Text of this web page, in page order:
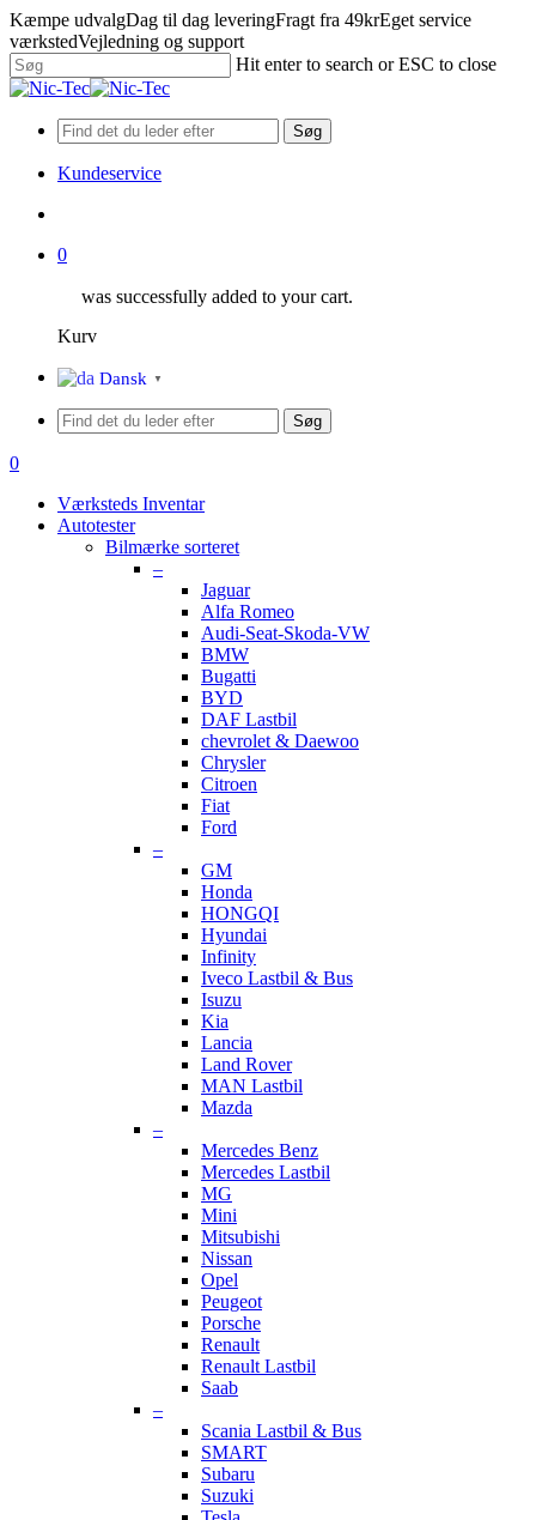
Skip
to
main
content
Kæmpe udvalgDag til dag leveringFragt fra 49krEget service
værkstedVejledning og support
Hit enter to search or ESC to close
Close
Søg
Kundeservice
0
was successfully added to your cart.
Kurv
Menu
Dansk ▼
Søg
search
0
Værksteds Inventar
Autotester
Bilmærke sorteret
–
Jaguar
Alfa Romeo
Audi-Seat-Skoda-VW
BMW
Bugatti
BYD
DAF Lastbil
chevrolet & Daewoo
Chrysler
Citroen
Fiat
Ford
–
GM
Honda
HONGQI
Hyundai
Infinity
Iveco Lastbil & Bus
Isuzu
Kia
Lancia
Land Rover
MAN Lastbil
Mazda
–
Mercedes Benz
Mercedes Lastbil
MG
Mini
Mitsubishi
Nissan
Opel
Peugeot
Porsche
Renault
Renault Lastbil
Saab
–
Scania Lastbil & Bus
SMART
Subaru
Suzuki